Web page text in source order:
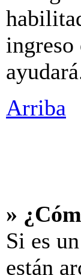
ingreso
Arriba
»
Si es
están